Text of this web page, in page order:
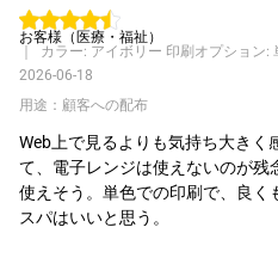
お客様 （医療・福祉）
｜ カラー: アイボリー 印刷オプション:
2026-06-18
用途：顧客への配布
Web上で見るよりも気持ち大きく
て、電子レンジは使えないのが残
使えそう。単色での印刷で、良く
スパはいいと思う。